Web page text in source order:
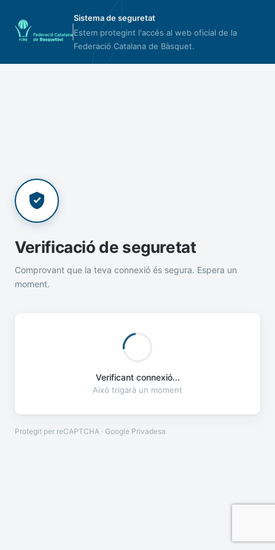
Sistema de seguretat
Estem protegint l'accés al web oficial de la
Federació Catalana de Bàsquet.
Verificació de seguretat
Comprovant que la teva connexió és segura. Espera un
moment.
Verificant connexió...
Això trigarà un moment
Protegit per reCAPTCHA · Google Privadesa